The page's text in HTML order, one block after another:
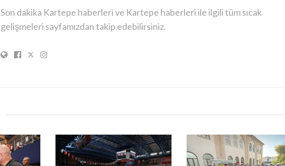
Son dakika Kartepe haberleri ve Kartepe haberleri ile ilgili tüm sıcak
gelişmeleri sayfamızdan takip edebilirsiniz.